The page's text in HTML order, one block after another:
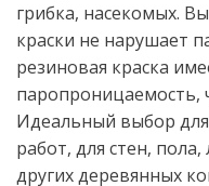
грибка, насекомых.
краски не нарушает
резиновая краска
паропроницаемость,
Идеальный выбор
работ, для стен,
других деревянных